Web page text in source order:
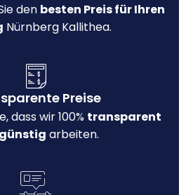
den besten Preis für Ihren
Nürnberg Kallithea.
Preise
dass wir 100% transparent
arbeiten.